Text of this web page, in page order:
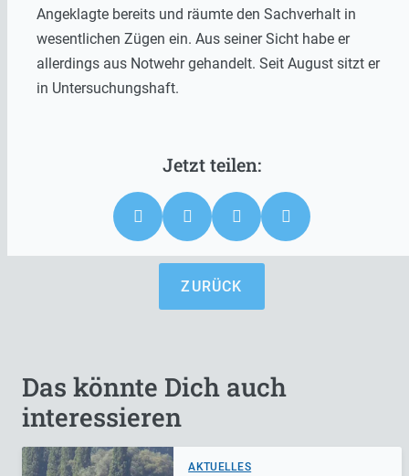
Angeklagte bereits und räumte den Sachverhalt in
wesentlichen Zügen ein. Aus seiner Sicht habe er
allerdings aus Notwehr gehandelt. Seit August sitzt er
in Untersuchungshaft.
ZURÜCK
Das könnte Dich auch
interessieren
AKTUELLES